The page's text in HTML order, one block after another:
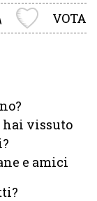
VOTA
hai vissuto
e amici